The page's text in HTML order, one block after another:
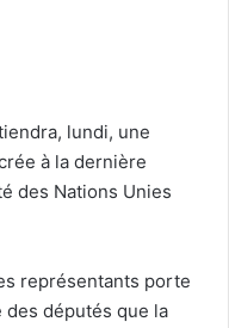
lundi, une
à la dernière
des Nations Unies
représentants porte
des députés que la